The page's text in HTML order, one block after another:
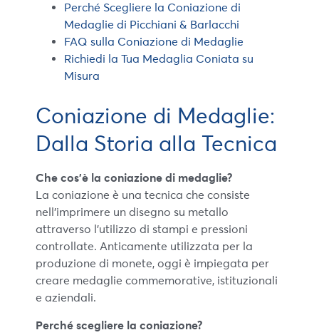
Perché Scegliere la Coniazione di
Medaglie di Picchiani & Barlacchi
FAQ sulla Coniazione di Medaglie
Richiedi la Tua Medaglia Coniata su
Misura
Coniazione di Medaglie:
Dalla Storia alla Tecnica
Che cos’è la coniazione di medaglie?
La coniazione è una tecnica che consiste
nell’imprimere un disegno su metallo
attraverso l’utilizzo di stampi e pressioni
controllate. Anticamente utilizzata per la
produzione di monete, oggi è impiegata per
creare medaglie commemorative, istituzionali
e aziendali.
Perché scegliere la coniazione?